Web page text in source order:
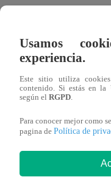
historia del
Luego de queTito
ninguno, llegó el
salsas en su
Gia, emocionada,
Gia, aún
conductor, incrédulo,
Usamos
experiencia.
Este sitio utiliza
contenido. Si estás en la
según el RGPD
Para conocer mejor como
pagina de Política de